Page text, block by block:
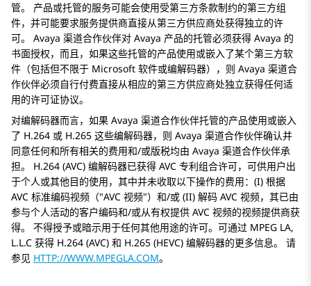
管。 产品或托管的服务可能会使用受第三方条款制约的第三方组
件，并可能要求服务提供商直接从第三方供应商处获得独立的许
可。 Avaya 渠道合作伙伴对 Avaya 产品的托管必须获得 Avaya 的
书面授权，而且，如果这些托管的产品使用或嵌入了某个第三方软
件（包括但不限于 Microsoft 软件或编解码器），则 Avaya 渠道合
作伙伴必须自行付费直接从相应的第三方供应商处独立获得任何适
用的许可证协议。
对编解码器而言，如果 Avaya 渠道合作伙伴托管的产品使用或嵌入
了 H.264 或 H.265 这些编解码器，则 Avaya 渠道合作伙伴确认并
同意任何和所有相关的费用和/或版税均由 Avaya 渠道合作伙伴承
担。 H.264 (AVC) 编解码器已获得 AVC 专利组合许可，可供用户出
于个人或其他目的使用，其中并未收取以下操作的费用：(I) 根据
AVC 标准编码视频（ AVC 视频 ）和/或 (II) 解码 AVC 视频，其已由
参与个人活动的客户编码和/或从有权提供 AVC 视频的视频提供商获
得。 不得授予或暗示用于任何其他用途的许可。可通过 MPEG LA,
L.L.C 获得 H.264 (AVC) 和 H.265 (HEVC) 编解码器的更多信息。 请
参见 HTTP://WWW.MPEGLA.COM。